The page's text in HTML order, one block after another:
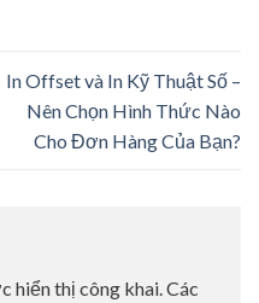
In Offset và In Kỹ Thuật Số –
Nên Chọn Hình Thức Nào
Cho Đơn Hàng Của Bạn?
hiển thị công khai. Các